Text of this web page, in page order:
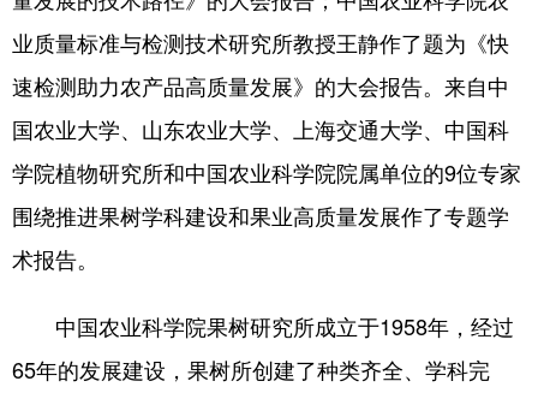
业质量标准与检测技术研究所教授王静作了题为《快
速检测助力农产品高质量发展》的大会报告。来自中
国农业大学、山东农业大学、上海交通大学、中国科
学院植物研究所和中国农业科学院院属单位的9位专家
围绕推进果树学科建设和果业高质量发展作了专题学
术报告。
中国农业科学院果树研究所成立于1958年，经过
65年的发展建设，果树所创建了种类齐全、学科完